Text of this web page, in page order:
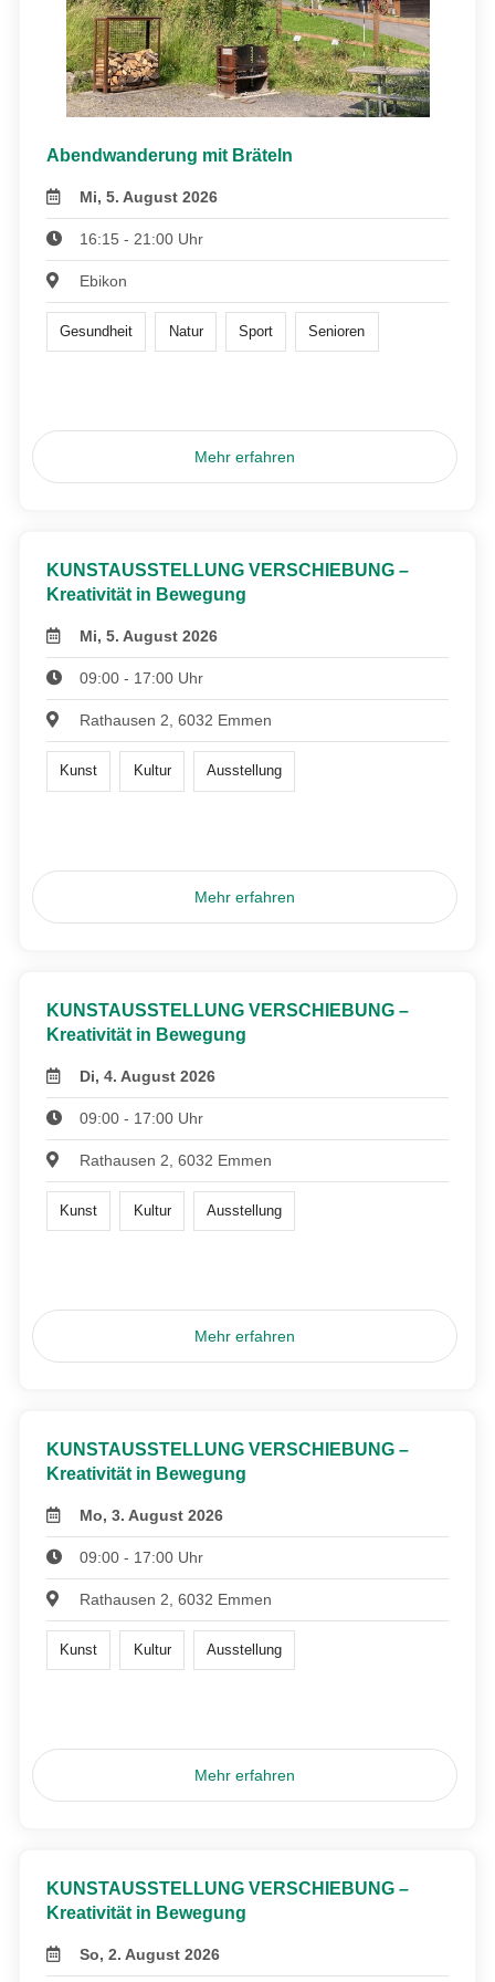
Abendwanderung mit Bräteln
Mi, 5. August 2026
16:15 - 21:00 Uhr
Ebikon
Gesundheit Natur Sport Senioren
Mehr erfahren
KUNSTAUSSTELLUNG VERSCHIEBUNG –
Kreativität in Bewegung
Mi, 5. August 2026
09:00 - 17:00 Uhr
Rathausen 2, 6032 Emmen
Kunst Kultur Ausstellung
Mehr erfahren
KUNSTAUSSTELLUNG VERSCHIEBUNG –
Kreativität in Bewegung
Di, 4. August 2026
09:00 - 17:00 Uhr
Rathausen 2, 6032 Emmen
Kunst Kultur Ausstellung
Mehr erfahren
KUNSTAUSSTELLUNG VERSCHIEBUNG –
Kreativität in Bewegung
Mo, 3. August 2026
09:00 - 17:00 Uhr
Rathausen 2, 6032 Emmen
Kunst Kultur Ausstellung
Mehr erfahren
KUNSTAUSSTELLUNG VERSCHIEBUNG –
Kreativität in Bewegung
So, 2. August 2026